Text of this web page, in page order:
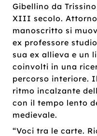
Gibellino da
XIII secolo.
manoscritto si
ex professore
sua ex allieva e un
coinvolti in una
percorso interiore.
ritmo incalzante
con il tempo lento
medievale.
“Voci tra le carte.